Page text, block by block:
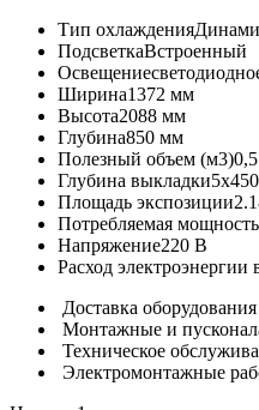
Тип охлаждения
ПодсветкаВстроенный
Освещение
Ширина1372 мм
Высота2088 мм
Глубина850 мм
Полезный объем (м3)
Глубина выкладки
Площадь экспозиции
Потребляемая мощность
Напряжение220 В
Расход электроэнергии
Доставка оборудования
Монтажные и
Техническое
Электромонтажные